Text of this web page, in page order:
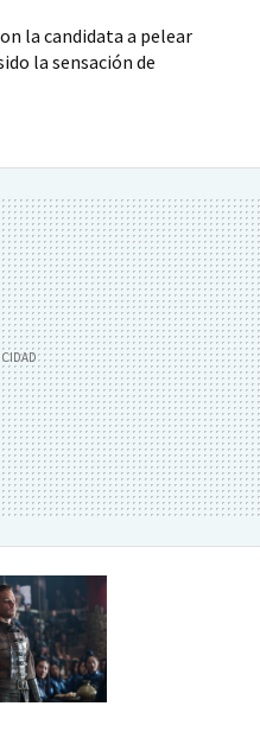
la candidata a pelear
la sensación de